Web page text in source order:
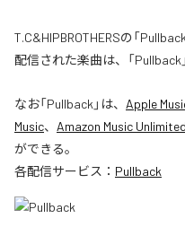
T.C&HIPBROTHERSの「
配信された楽曲は、「Pullback
なお「Pullback 」は、 Apple
Music、 Amazon Music Unlimited
ができる。
各配信サービス： Pullback